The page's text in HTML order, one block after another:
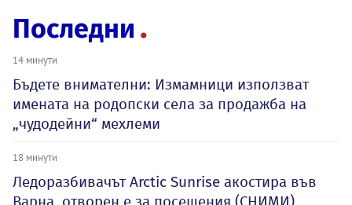
Последни
14 минути
Бъдете внимателни: Измамници използват
имената на родопски села за продажба на
„чудодейни“ мехлеми
18 минути
Ледоразбивачът Arctic Sunrise акостира във